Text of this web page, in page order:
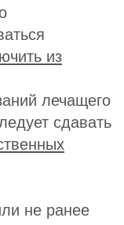
из
лечащего
сдавать
не ранее